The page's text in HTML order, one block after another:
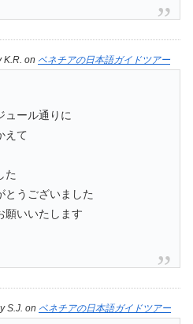
K.R. on ベネチアの日本語ガイドツアー
ュール通りに
えて
た
とうございました
願いいたします
S.J. on ベネチアの日本語ガイドツアー